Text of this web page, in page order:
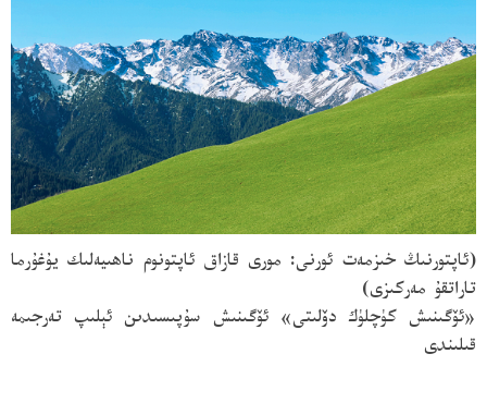
(ئاپتورنىڭ خىزمەت ئورنى: مورى قازاق ئاپتونوم ناھىيەلىك يۇغۇرما
تاراتقۇ مەركىزى)
«ئۆگىنىش كۈچلۈك دۆلىتى» ئۆگىنىش سۇپىسىدىن ئېلىپ تەرجىمە
قىلىندى